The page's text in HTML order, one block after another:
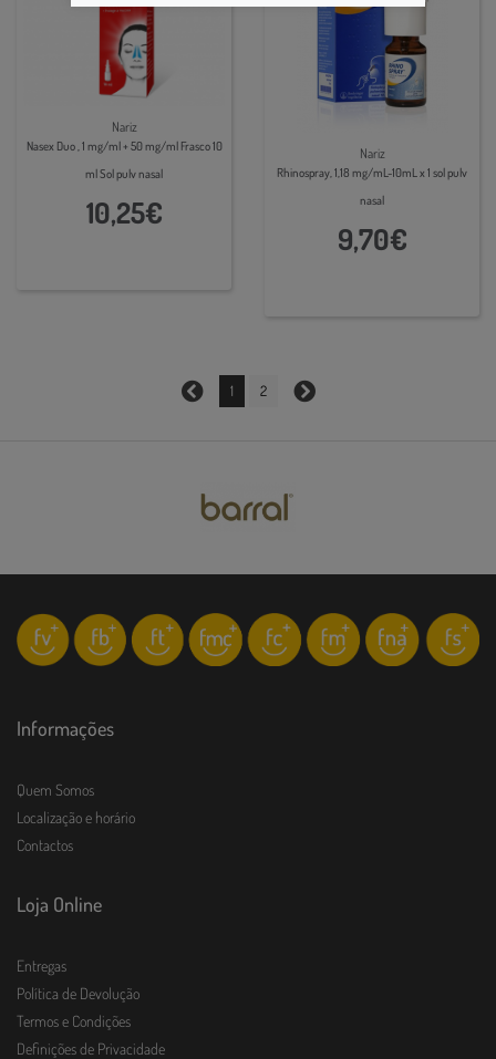
Nariz
Nasex Duo , 1 mg/ml + 50 mg/ml Frasco 10
ml Sol pulv nasal
10,25€
Nariz
Rhinospray, 1,18 mg/mL-10mL x 1 sol pulv
nasal
9,70€
1 2
Informações
Quem Somos
Localização e horário
Contactos
Loja Online
Entregas
Política de Devolução
Termos e Condições
Definições de Privacidade